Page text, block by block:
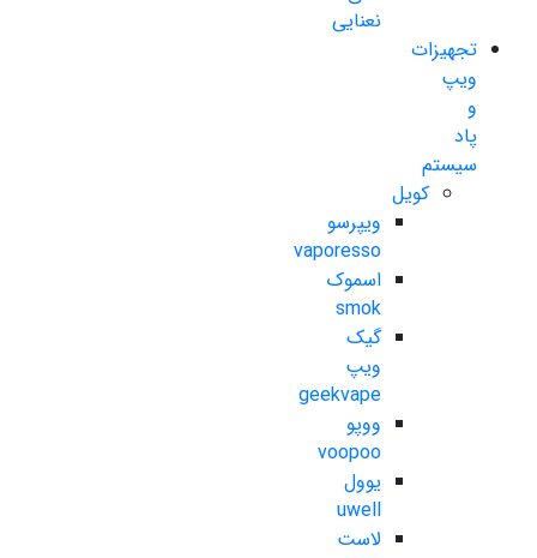
نعنایی
تجهیزات
ویپ
و
پاد
سیستم
کویل
ویپرسو
vaporesso
اسموک
smok
گیک
ویپ
geekvape
ووپو
voopoo
یوول
uwell
لاست